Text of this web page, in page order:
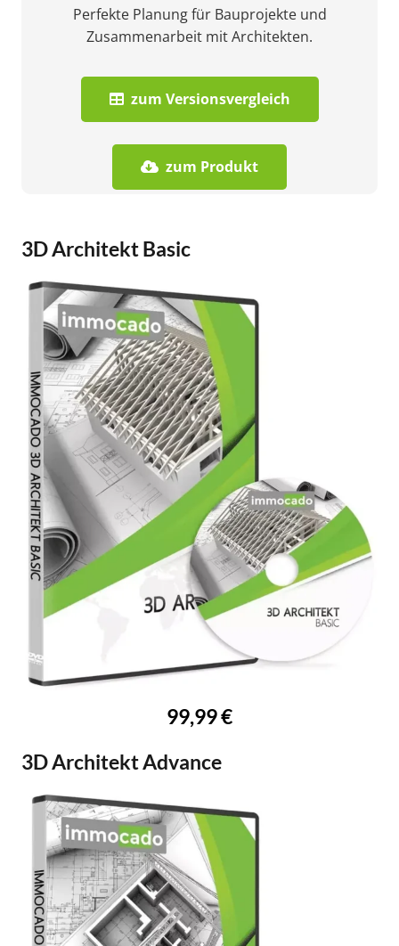
Perfekte Planung für Bauprojekte und
Zusammenarbeit mit Architekten.
zum Versionsvergleich
zum Produkt
3D Architekt Basic
99,99 €
3D Architekt Advance